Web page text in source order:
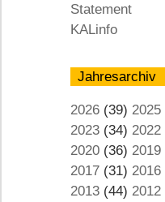
Statement
KALinfo
Jahresarchiv
2026 (39) 2025
2023 (34) 2022
2020 (36) 2019
2017 (31) 2016
2013 (44) 2012